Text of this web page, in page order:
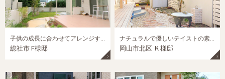
総社市 F様邸 岡山市北区 Ｋ様邸